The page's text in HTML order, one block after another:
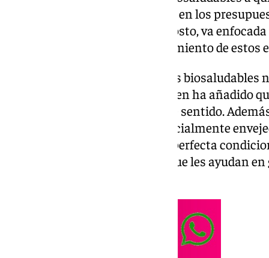
una de las propuestas del PSOE en los
aprobados el pasado mes de agosto, va
marcha de un plan de mantenimiento de estos
“Es una realidad que los parques
estado”, ha afirmado Torres, quien ha añadido
reciben de la ciudadanía en este sentido.
cuenta con una población especialmente
especial interés “mantener en perfecta
deporte de nuestros mayores, que les ayudan